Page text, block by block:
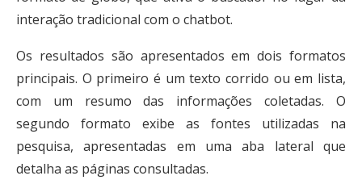
interação tradicional com o chatbot.
Os resultados são apresentados em dois formatos
principais. O primeiro é um texto corrido ou em lista,
com um resumo das informações coletadas. O
segundo formato exibe as fontes utilizadas na
pesquisa, apresentadas em uma aba lateral que
detalha as páginas consultadas.